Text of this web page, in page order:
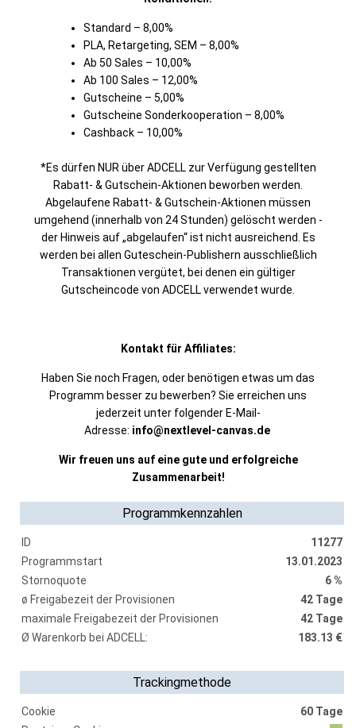
Standard – 8,00%
PLA, Retargeting, SEM – 8,00%
Ab 50 Sales – 10,00%
Ab 100 Sales – 12,00%
Gutscheine – 5,00%
Gutscheine Sonderkooperation – 8,00%
Cashback – 10,00%
*Es dürfen NUR über ADCELL zur Verfügung gestellten
Rabatt- & Gutschein-Aktionen beworben werden.
Abgelaufene Rabatt- & Gutschein-Aktionen müssen
umgehend (innerhalb von 24 Stunden) gelöscht werden -
der Hinweis auf „abgelaufen“ ist nicht ausreichend. Es
werden bei allen Guteschein-Publishern ausschließlich
Transaktionen vergütet, bei denen ein gültiger
Gutscheincode von ADCELL verwendet wurde.
Kontakt für Affiliates:
Haben Sie noch Fragen, oder benötigen etwas um das
Programm besser zu bewerben? Sie erreichen uns
jederzeit unter folgender E-Mail-
Adresse: info@nextlevel-canvas.de
Wir freuen uns auf eine gute und erfolgreiche
Zusammenarbeit!
Programmkennzahlen
ID
11277
Programmstart
13.01.2023
Stornoquote
6 %
ø Freigabezeit der Provisionen
42 Tage
maximale Freigabezeit der Provisionen
42 Tage
Ø Warenkorb bei ADCELL:
183.13 €
Trackingmethode
Cookie
60 Tage